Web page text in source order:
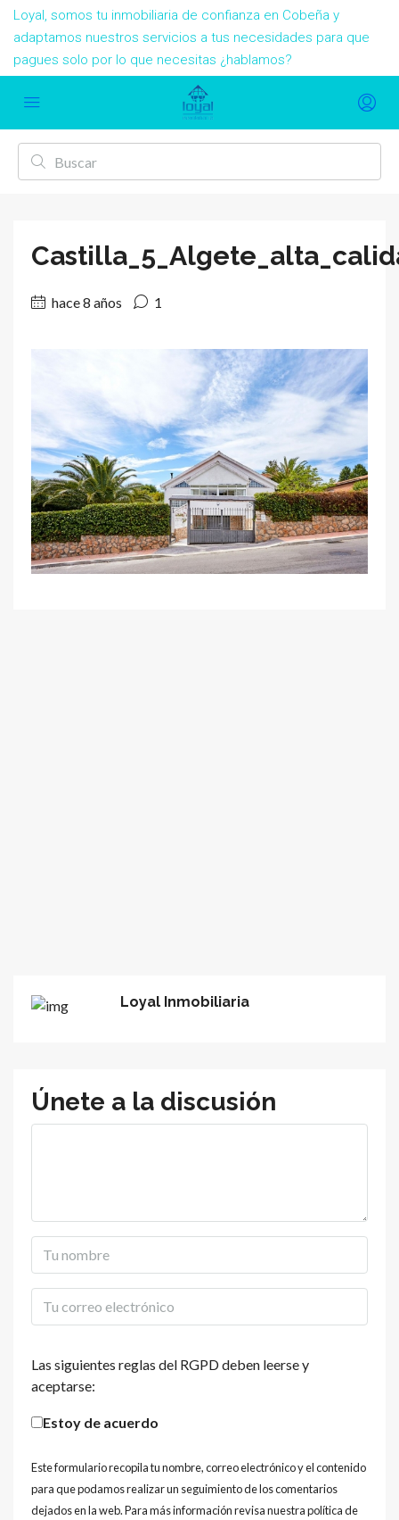
Loyal, somos tu inmobiliaria de confianza en Cobeña y
adaptamos nuestros servicios a tus necesidades para que
pagues solo por lo que necesitas ¿hablamos?
hace 8 años 1
Loyal Inmobiliaria
Únete a la discusión
Las siguientes reglas del RGPD deben leerse y
aceptarse:
Estoy de acuerdo
Este formulario recopila tu nombre, correo electrónico y el contenido
para que podamos realizar un seguimiento de los comentarios
dejados en la web. Para más información revisa nuestra política de